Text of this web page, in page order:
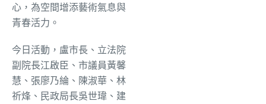
心，為空間增添藝術氣息與
青春活力。
今日活動，盧市長、立法院
副院長江啟臣、市議員黃馨
慧、張廖乃綸、陳淑華、林
祈烽、民政局長吳世瑋、建